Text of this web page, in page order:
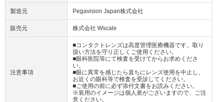
製造元 Pegavision Japan株式会社
販売元 株式会社 Wscale
注意事項
■コンタクトレンズは高度管理医療機器です。取り
扱い方法を守り正しくご使用ください。
■眼科医院等にて検査を受けてからお求めくださ
い。
■眼に異常を感じたら直ちにレンズ使用を中止し、
お近くの眼科等で検査を受診してください。
■ご使用の前に必ず添付文書をお読みください。
※装用のイメージは個人差がございますので、ご注
意ください。